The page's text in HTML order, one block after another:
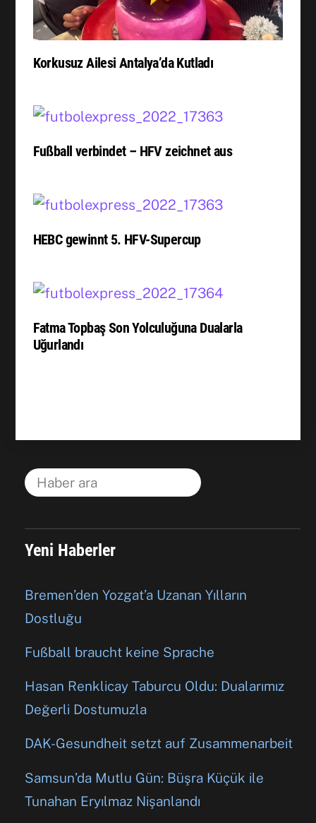
Korkusuz Ailesi Antalya’da Kutladı
Fußball verbindet – HFV zeichnet aus
HEBC gewinnt 5. HFV-Supercup
Fatma Topbaş Son Yolculuğuna Dualarla
Uğurlandı
Yeni Haberler
Bremen’den Yozgat’a Uzanan Yılların
Dostluğu
Fußball braucht keine Sprache
Hasan Renklicay Taburcu Oldu: Dualarımız
Değerli Dostumuzla
DAK-Gesundheit setzt auf Zusammenarbeit
Samsun’da Mutlu Gün: Büşra Küçük ile
Tunahan Eryılmaz Nişanlandı